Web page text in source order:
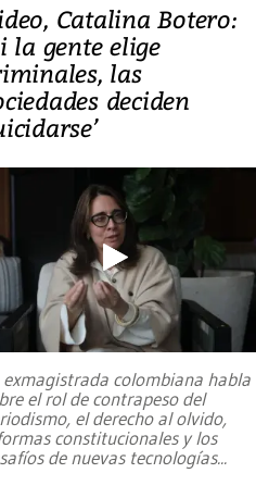
Catalina Botero:
la gente elige
las
deciden
exmagistrada colombiana habla
el rol de contrapeso del
el derecho al olvido,
constitucionales y los
de nuevas tecnologías...